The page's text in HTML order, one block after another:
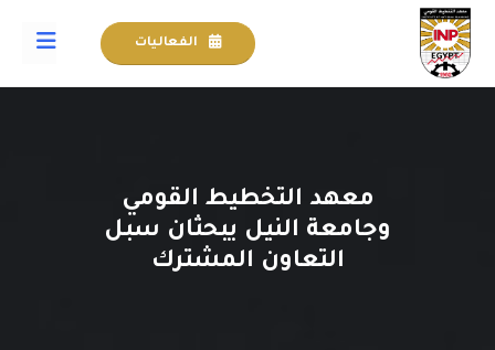
الفعاليات
معهد التخطيط القومي
وجامعة النيل يبحثان سبل
التعاون المشترك